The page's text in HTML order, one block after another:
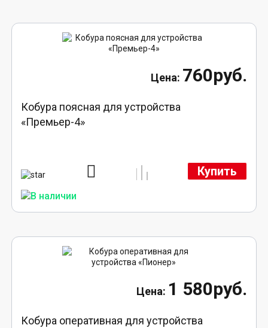
760руб.
Кобура поясная для устройства
«Премьер-4»
Купить
1 580руб.
Кобура оперативная для устройства